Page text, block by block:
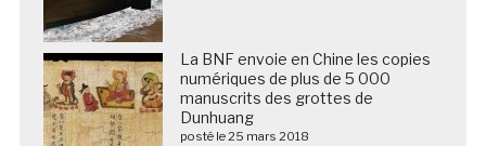
La BNF envoie en Chine les copies
numériques de plus de 5 000
manuscrits des grottes de
Dunhuang
posté le 25 mars 2018